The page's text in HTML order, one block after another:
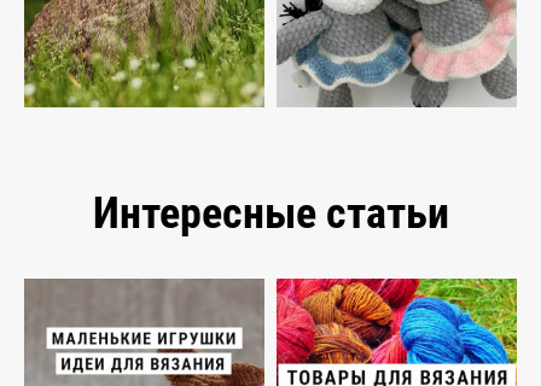
Интересные статьи